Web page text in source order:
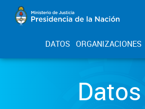
DATOS ORGANIZACIONES
Datos